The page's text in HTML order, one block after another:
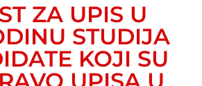
ZA UPIS U
STUDIJA
KOJI SU